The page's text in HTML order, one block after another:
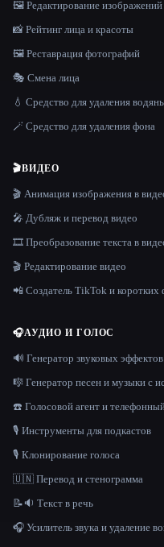
🖼️ Редактирование изображений
📸 Рейтинг лица и красоты
🖼️ Реставрация фотографий
🎭 Смена лица
💧 Средство для удаления
🪄 Средство для удаления фона
🎬ВИДЕО
🎬 Анимация изображения в
🎤 Дубляж и перевод видео
🎞️ Преобразование текста в
🎬 Редактирование видео
📲 Создатель TikTok и коротких
🎧АУДИО И ГОЛОС
🔊 Генератор звуковых эффектов
🎼 Генератор песен и музыки с
☎️ Голосовой агент и
🎙️ Инструменты для подкастов
🎙️ Клонирование голоса
🇺🇳 Перевод и стенограмма
📝🔉 Текст в речь
🎧 Усилитель звука и удаление